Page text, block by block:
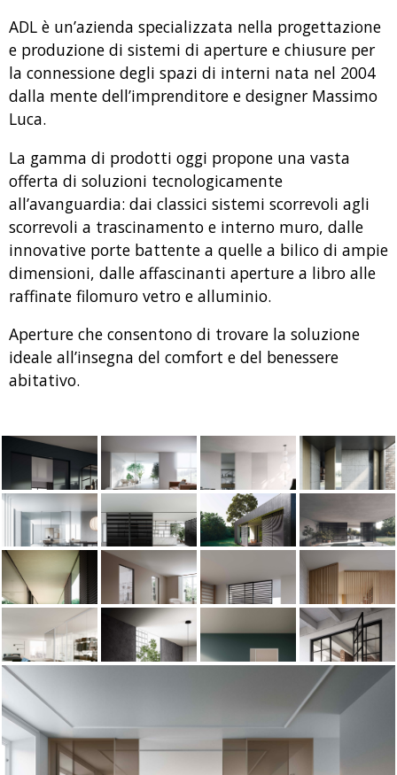
ADL è un’azienda specializzata nella progettazione
e produzione di sistemi di aperture e chiusure per
la connessione degli spazi di interni nata nel 2004
dalla mente dell’imprenditore e designer Massimo
Luca.
La gamma di prodotti oggi propone una vasta
offerta di soluzioni tecnologicamente
all’avanguardia: dai classici sistemi scorrevoli agli
scorrevoli a trascinamento e interno muro, dalle
innovative porte battente a quelle a bilico di ampie
dimensioni, dalle affascinanti aperture a libro alle
raffinate filomuro vetro e alluminio.
Aperture che consentono di trovare la soluzione
ideale all’insegna del comfort e del benessere
abitativo.